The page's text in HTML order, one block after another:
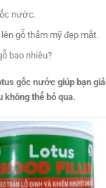
nước.
gỗ thẩm mỹ đẹp mắt.
bao nhiêu?
gốc nước giúp bạn
không thể bỏ qua.